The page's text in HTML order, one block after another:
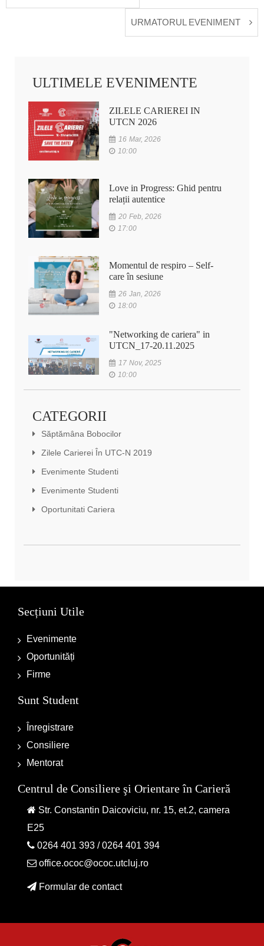
URMATORUL EVENIMENT
ULTIMELE EVENIMENTE
ZILELE CARIEREI IN
UTCN 2026
16 Mar, 2026
10:00
Love in Progress: Ghid pentru
relații autentice
20 Feb, 2026
17:00
Momentul de respiro – Self-
care în sesiune
26 Jan, 2026
18:00
"Networking de cariera" in
UTCN_17-20.11.2025
17 Nov, 2025
10:00
CATEGORII
Săptămâna Bobocilor
Zilele Carierei În UTC-N 2019
Evenimente Studenti
Evenimente Studenti
Oportunitati Cariera
Secțiuni Utile
Evenimente
Oportunități
Firme
Sunt Student
Înregistrare
Consiliere
Mentorat
Centrul de Consiliere şi Orientare în Carieră
Str. Constantin Daicoviciu, nr. 15, et.2, camera
E25
0264 401 393 /0264 401 394
office.ococ@ococ.utcluj.ro
Formular de contact